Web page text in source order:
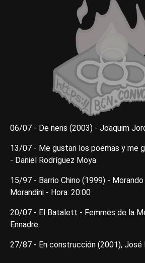
06/07 - De nens (2003) - Joaquim
13/07 - Me gustan los poemas y me
- Daniel Rodríguez Moya
15/97 - Barrio Chino (1999) - Morando
Morandini - Hora: 20:00
20/07 - El Batalett - Femmes de la
Ennadre
27/87 - En construcción (2001), José